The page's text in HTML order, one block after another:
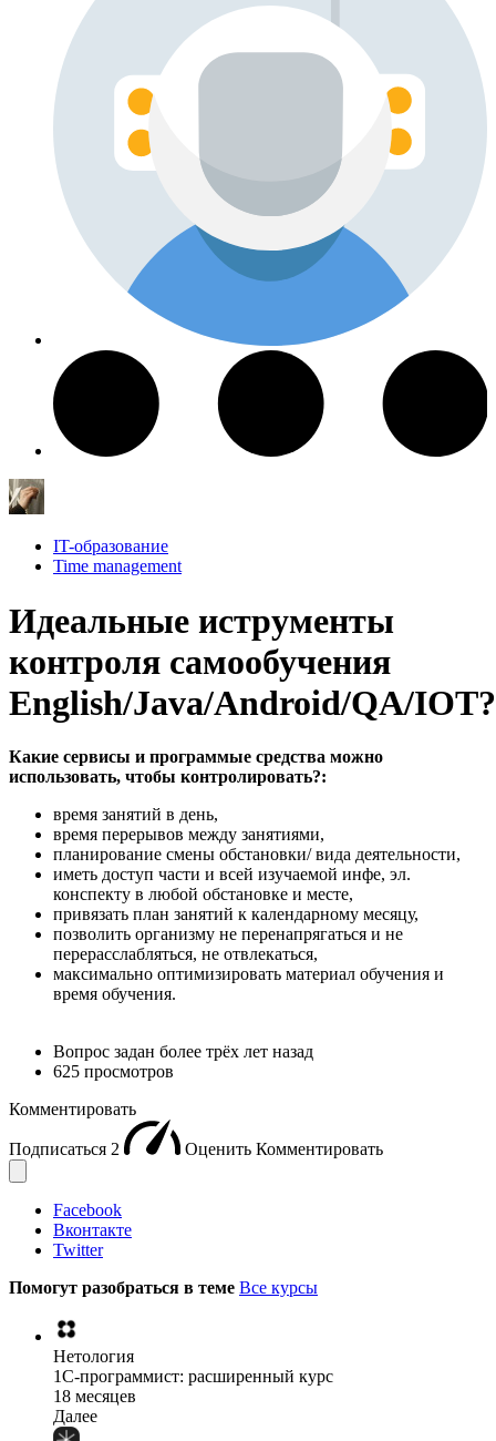
IT-образование
Time management
Идеальные иструменты
контроля самообучения
English/Java/Android/QA/IOT?
Какие сервисы и программые средства можно
использовать, чтобы контролировать?:
время занятий в день,
время перерывов между занятиями,
планирование смены обстановки/ вида деятельности,
иметь доступ части и всей изучаемой инфе, эл.
конспекту в любой обстановке и месте,
привязать план занятий к календарному месяцу,
позволить организму не перенапрягаться и не
перерасслабляться, не отвлекаться,
максимально оптимизировать материал обучения и
время обучения.
Вопрос задан более трёх лет назад
625 просмотров
Комментировать
Подписаться 2 Оценить Комментировать
Facebook
Вконтакте
Twitter
Помогут разобраться в теме Все курсы
Нетология
1C-программист: расширенный курс
18 месяцев
Далее